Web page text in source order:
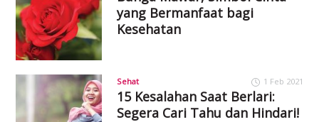
yang Bermanfaat bagi
Kesehatan
Sehat 1 Feb 2021
15 Kesalahan Saat Berlari:
Segera Cari Tahu dan Hindari!